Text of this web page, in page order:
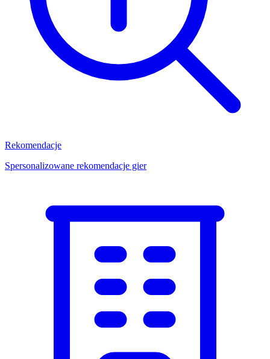
Rekomendacje
Spersonalizowane rekomendacje gier